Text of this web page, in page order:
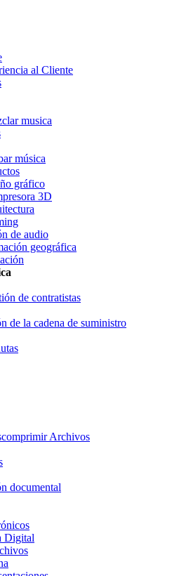
al Cliente
musica
música
gráfico
3D
de audio
geográfica
de contratistas
de la cadena de suministro
Archivos
documental
Digital